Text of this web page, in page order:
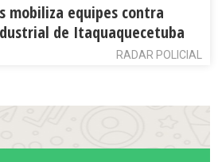
mobiliza equipes contra
de Itaquaquecetuba
RADAR POLICIAL